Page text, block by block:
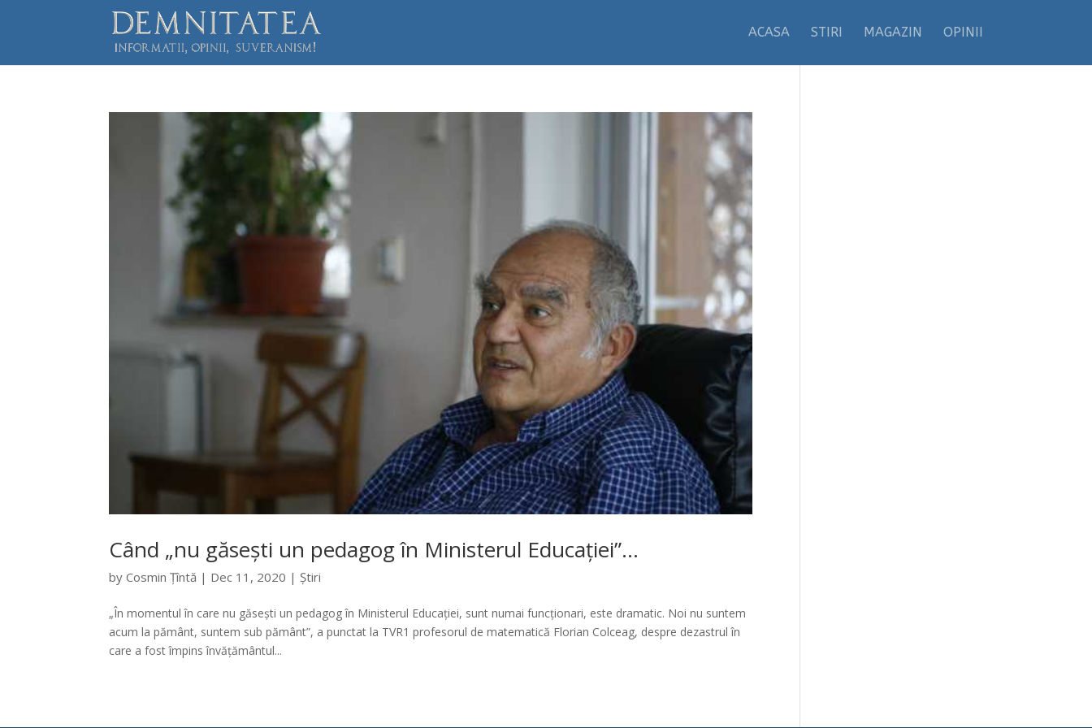
ACASA STIRI MAGAZIN OPINII
Când „nu găsești un pedagog în Ministerul Educației”…
byCosmin Țîntă | Dec 11, 2020 |Știri
„În momentul în care nu găsești un pedagog în Ministerul Educației, sunt numai funcționari, este dramatic. Noi nu suntem
acum la pământ, suntem sub pământ”, a punctat la TVR1 profesorul de matematică Florian Colceag, despre dezastrul în
care a fost împins învățământul...